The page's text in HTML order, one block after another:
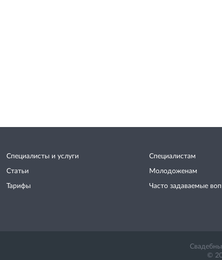
Специалисты и услуги
Статьи
Тарифы
Специалистам
Молодоженам
Часто задаваемые
©